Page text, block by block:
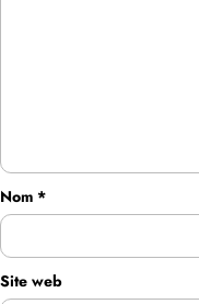
Nom *
Site web